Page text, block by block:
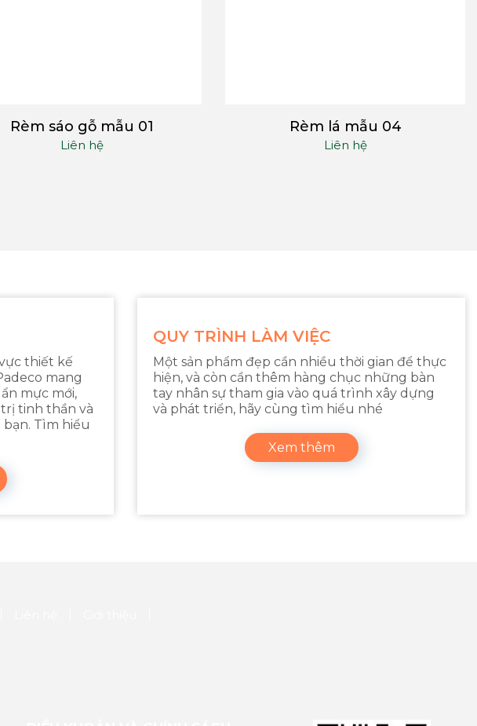
Rèm sáo gỗ mẫu 01
Liên hệ
Rèm lá mẫu 04
Liên hệ
thiết kế
mang
mực mới,
tinh thần và
Tìm hiểu
QUY TRÌNH LÀM VIỆC
Một sản phẩm đẹp cần nhiều thời gian để thực
hiện, và còn cần thêm hàng chục những bàn
tay nhân sự tham gia vào quá trình xây dựng
và phát triển, hãy cùng tìm hiểu nhé
Xem thêm